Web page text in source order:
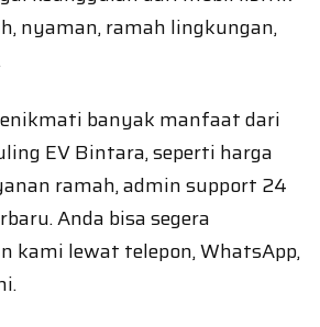
nyaman, ramah lingkungan,
banyak manfaat dari
EV Bintara, seperti harga
ramah, admin support 24
Anda bisa segera
kami lewat telepon, WhatsApp,